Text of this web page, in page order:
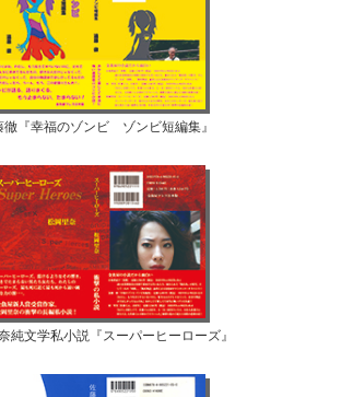
徹『幸福のゾンビ ゾンビ短編集』
純文学私小説『スーパーヒーローズ』